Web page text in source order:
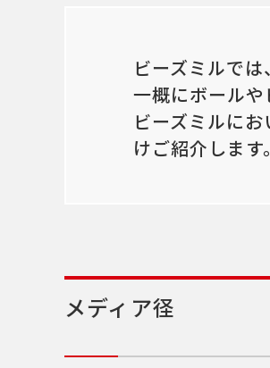
ビーズミルで
一概にボールや
ビーズミルに
けご紹介します。
メディア径